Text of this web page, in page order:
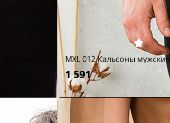
MXL 012 Кальсоны мужские
1 591